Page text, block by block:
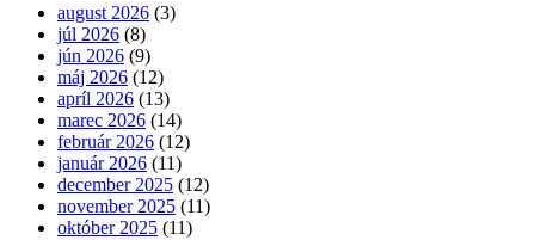
august 2026 (3)
júl 2026 (8)
jún 2026 (9)
máj 2026 (12)
apríl 2026 (13)
marec 2026 (14)
február 2026 (12)
január 2026 (11)
december 2025 (12)
november 2025 (11)
október 2025 (11)